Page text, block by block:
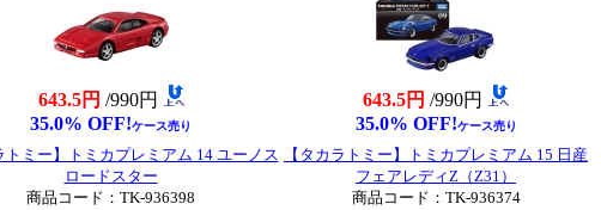
643.5円 /990円
35.0% OFF!ケース売り
643.5円 /990円
35.0% OFF!ケース売り
トミー】トミカプレミアム 14 ユーノス
ロードスター
商品コード：TK-936398
【タカラトミー】トミカプレミアム 15 日産
フェアレディZ（Z31）
商品コード：TK-936374